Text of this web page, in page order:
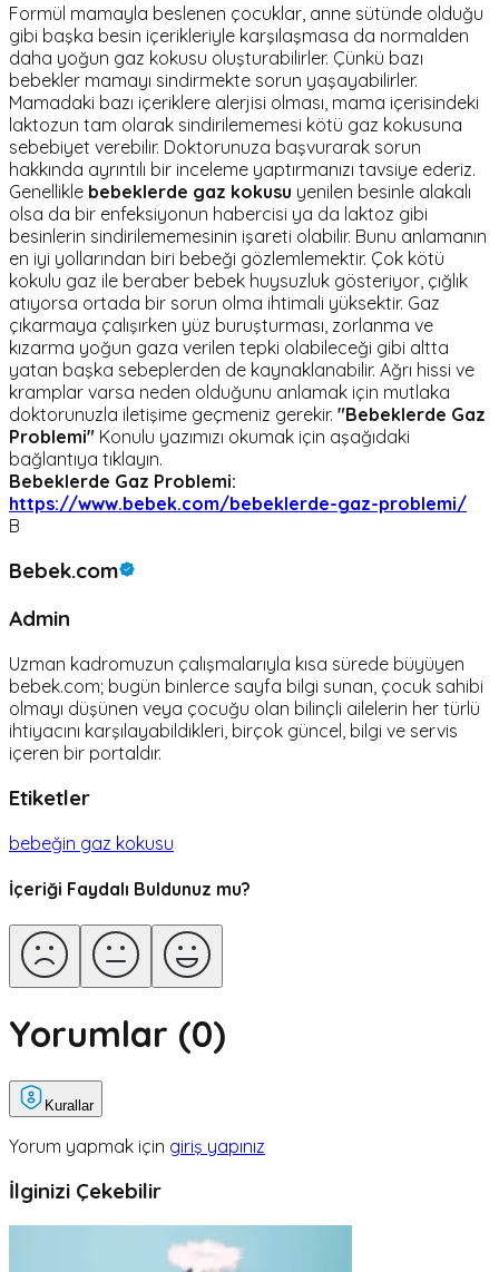
Formül mamayla beslenen çocuklar, anne sütünde olduğu
gibi başka besin içerikleriyle karşılaşmasa da normalden
daha yoğun gaz kokusu oluşturabilirler. Çünkü bazı
bebekler mamayı sindirmekte sorun yaşayabilirler.
Mamadaki bazı içeriklere alerjisi olması, mama içerisindeki
laktozun tam olarak sindirilememesi kötü gaz kokusuna
sebebiyet verebilir. Doktorunuza başvurarak sorun
hakkında ayrıntılı bir inceleme yaptırmanızı tavsiye ederiz.
Genellikle bebeklerde gaz kokusu yenilen besinle alakalı
olsa da bir enfeksiyonun habercisi ya da laktoz gibi
besinlerin sindirilememesinin işareti olabilir. Bunu anlamanın
en iyi yollarından biri bebeği gözlemlemektir. Çok kötü
kokulu gaz ile beraber bebek huysuzluk gösteriyor, çığlık
atıyorsa ortada bir sorun olma ihtimali yüksektir. Gaz
çıkarmaya çalışırken yüz buruşturması, zorlanma ve
kızarma yoğun gaza verilen tepki olabileceği gibi altta
yatan başka sebeplerden de kaynaklanabilir. Ağrı hissi ve
kramplar varsa neden olduğunu anlamak için mutlaka
doktorunuzla iletişime geçmeniz gerekir. "Bebeklerde Gaz
Problemi" Konulu yazımızı okumak için aşağıdaki
bağlantıya tıklayın.
Bebeklerde Gaz Problemi:
https://www.bebek.com/bebeklerde-gaz-problemi/
B
Bebek.com
Admin
Uzman kadromuzun çalışmalarıyla kısa sürede büyüyen
bebek.com; bugün binlerce sayfa bilgi sunan, çocuk sahibi
olmayı düşünen veya çocuğu olan bilinçli ailelerin her türlü
ihtiyacını karşılayabildikleri, birçok güncel, bilgi ve servis
içeren bir portaldır.
Etiketler
bebeğin gaz kokusu
İçeriği Faydalı Buldunuz mu?
Yorumlar (0)
Kurallar
Yorum yapmak için giriş yapınız
İlginizi Çekebilir